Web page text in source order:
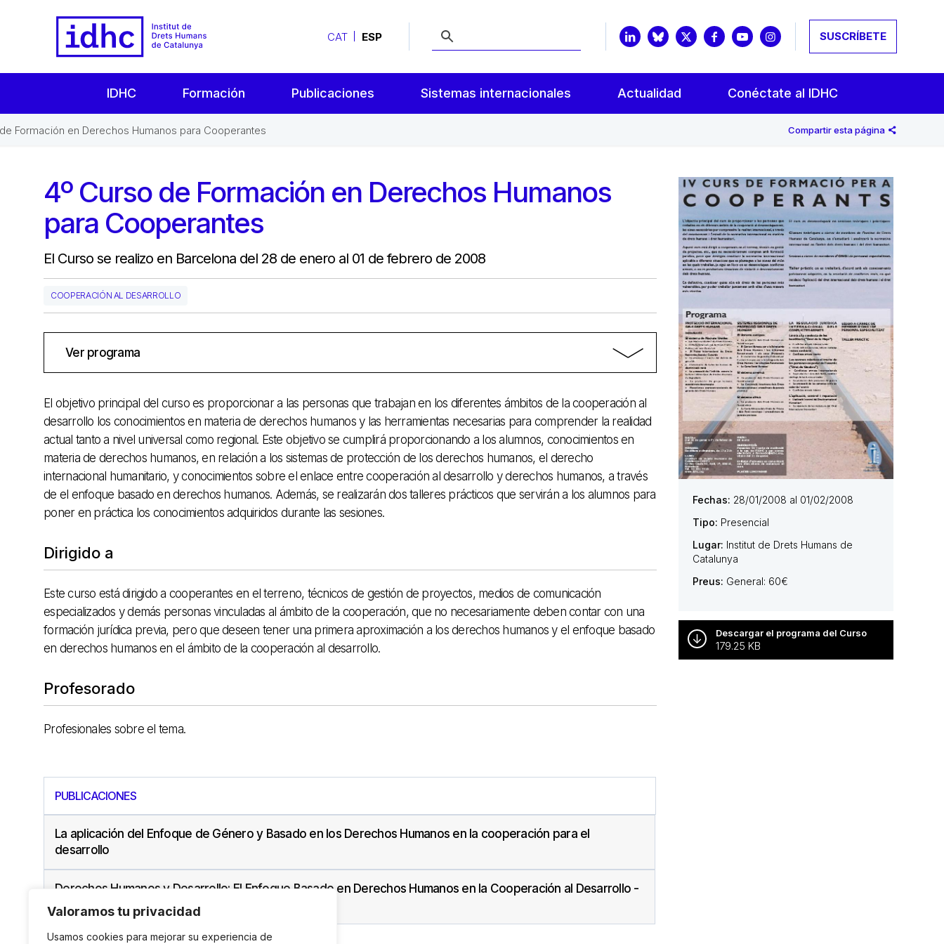
Valoramos tu privacidad
Usamos cookies para mejorar su experiencia de
CAT ESP SUSCRÍBETE
IDHC Formación Publicaciones Sistemas internacionales Actualidad Conéctate al IDHC
Formación en Derechos Humanos para Cooperantes Compartir esta página
4º Curso de Formación en Derechos Humanos
para Cooperantes
El Curso se realizo en Barcelona del 28 de enero al 01 de febrero de 2008
COOPERACIÓN AL DESARROLLO
Ver programa
El objetivo principal del curso es proporcionar a las personas que trabajan en los diferentes ámbitos de la cooperación al
desarrollo los conocimientos en materia de derechos humanos y las herramientas necesarias para comprender la realidad
actual tanto a nivel universal como regional. Este objetivo se cumplirá proporcionando a los alumnos, conocimientos en
materia de derechos humanos, en relación a los sistemas de protección de los derechos humanos, el derecho
internacional humanitario, y conocimientos sobre el enlace entre cooperación al desarrollo y derechos humanos, a través
de el enfoque basado en derechos humanos. Además, se realizarán dos talleres prácticos que servirán a los alumnos para
poner en práctica los conocimientos adquiridos durante las sesiones.
Dirigido a
Este curso está dirigido a cooperantes en el terreno, técnicos de gestión de proyectos, medios de comunicación
especializados y demás personas vinculadas al ámbito de la cooperación, que no necesariamente deben contar con una
formación jurídica previa, pero que deseen tener una primera aproximación a los derechos humanos y el enfoque basado
en derechos humanos en el ámbito de la cooperación al desarrollo.
Profesorado
Profesionales sobre el tema.
PUBLICACIONES
La aplicación del Enfoque de Género y Basado en los Derechos Humanos en la cooperación para el
desarrollo
Derechos Humanos y Desarrollo: El Enfoque Basado en Derechos Humanos en la Cooperación al Desarrollo -
EBDH
Fechas: 28/01/2008 al 01/02/2008
Tipo: Presencial
Lugar: Institut de Drets Humans de
Catalunya
Preus: General: 60€
Descargar el programa del Curso
179.25 KB